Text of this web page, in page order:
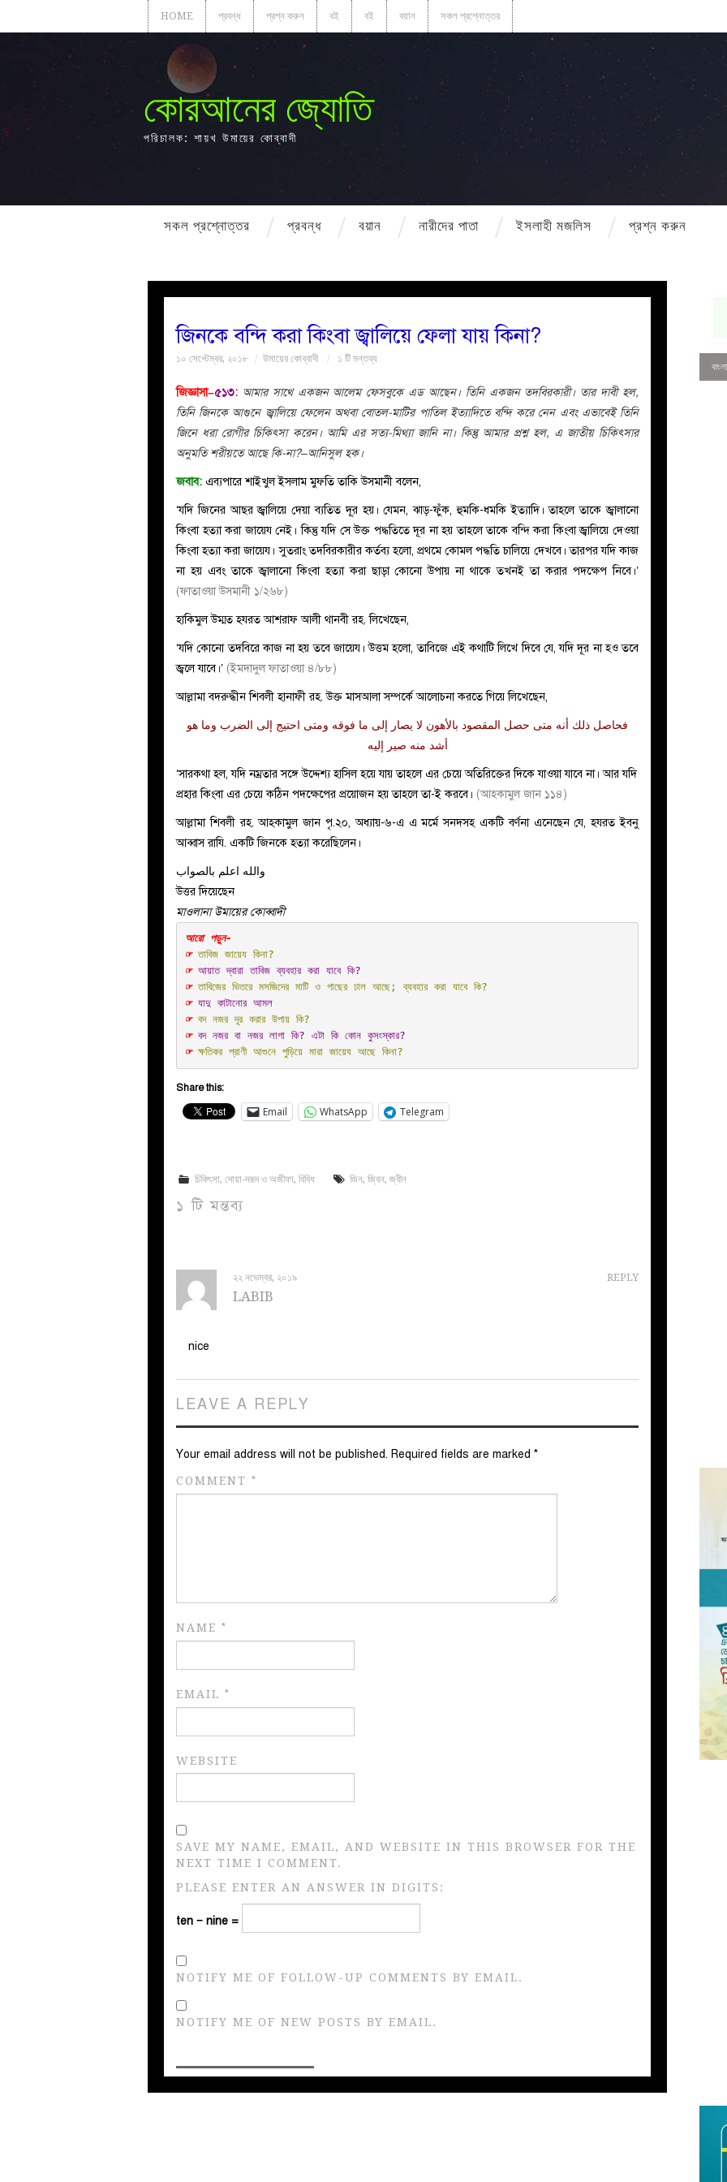
HOME প্রবন্ধ প্রশ্ন করুন বই বই বয়ান সকল প্রশ্নোত্তর
কোরআনের জ্যোতি
পরিচালক: শায়খ উমায়ের কোব্বাদী
সকল প্রশ্নোত্তর প্রবন্ধ বয়ান নারীদের পাতা ইসলাহী মজলিস প্রশ্ন করুন
জিনকে বন্দি করা কিংবা জ্বালিয়ে ফেলা যায় কিনা?
১০ সেপ্টেম্বর, ২০১৮ উমায়ের কোব্বাদী ১ টি মন্তব্য
জিজ্ঞাসা–৫১৩: আমার সাথে একজন আলেম ফেসবুকে এড আছেন। তিনি একজন তদবিরকারী। তার দাবী হল,
তিনি জিনকে আগুনে জ্বালিয়ে ফেলেন অথবা বোতল-মাটির পাতিল ইত্যাদিতে বন্দি করে নেন এবং এভাবেই তিনি
জিনে ধরা রোগীর চিকিৎসা করেন। আমি এর সত্য-মিথ্যা জানি না। কিন্তু আমার প্রশ্ন হল, এ জাতীয় চিকিৎসার
অনুমতি শরীয়তে আছে কি-না?–আনিসুল হক।
জবাব: এব্যপারে শাইখুল ইসলাম মুফতি তাকি উসমানী বলেন,
‘যদি জিনের আছর জ্বালিয়ে দেয়া ব্যতিত দূ্র হয়। যেমন, ঝাড়-ফুঁক, হুমকি-ধমকি ইত্যাদি। তাহলে তাকে জ্বালানো
কিংবা হত্যা করা জায়েয নেই। কিন্তু যদি সে উক্ত পদ্ধতিতে দূর না হয় তাহলে তাকে বন্দি করা কিংবা জ্বালিয়ে দেওয়া
কিংবা হত্যা করা জায়েয। সুতরাং তদবিরকারীর কর্তব্য হলো, প্রথমে কোমল পদ্ধতি চালিয়ে দেখবে। তারপর যদি কাজ
না হয় এবং তাকে জ্বালানো কিংবা হত্যা করা ছাড়া কোনো উপায় না থাকে তখনই তা করার পদক্ষেপ নিবে।’
(ফাতাওয়া উসমানী ১/২৬৮)
হাকিমুল উম্মত হযরত আশরাফ আলী থানবী রহ. লিখেছেন,
‘যদি কোনো তদবিরে কাজ না হয় তবে জায়েয। উত্তম হলো, তাবিজে এই কথাটি লিখে দিবে যে, যদি দূর না হও তবে
জ্বলে যাবে।’ (ইমদাদুল ফাতাওয়া ৪/৮৮)
আল্লামা বদরুদ্ধীন শিবলী হানাফী রহ. উক্ত মাসআলা সম্পর্কে আলোচনা করতে গিয়ে লিখেছেন,
فحاصل ذلك أنه متى حصل المقصود بالأهون لا يصار إلى ما فوقه ومتى احتيج إلى الضرب وما هو
أشد منه صير إليه
‘সারকথা হল, যদি নম্রতার সঙ্গে উদ্দেশ্য হাসিল হয়ে যায় তাহলে এর চেয়ে অতিরিক্তের দিকে যাওয়া যাবে না। আর যদি
প্রহার কিংবা এর চেয়ে কঠিন পদক্ষেপের প্রয়োজন হয় তাহলে তা-ই করবে। (আহকামুল জান ১১৪)
আল্লামা শিবলী রহ. আহকামুল জান পৃ.২০, অধ্যায়-৬-এ এ মর্মে সনদসহ একটি বর্ণনা এনেছেন যে, হযরত ইবনু
আব্বাস রাযি. একটি জিনকে হত্যা করেছিলেন।
والله اعلم بالصواب
উত্তর দিয়েছেন
মাওলানা উমায়ের কোব্বাদী
☞ তাবিজ জায়েয কিনা?
☞ আয়াত দ্বারা তাবিজ ব্যবহার করা যাবে কি?
☞ তাবিজের ভিতরে মসজিদের মাটি ও গাছের ঢাল আছে; ব্যবহার করা যাবে কি?
☞ যাদু কাটানোর আমল
☞ বদ নজর দূর করার উপায় কি?
☞ বদ নজর বা নজর লাগা কি? এটা কি কোন কুসংস্কার?
☞ ক্ষতিকর প্রাণী আগুনে পুড়িয়ে মারা জায়েয আছে কিনা?
Share this:
Email WhatsApp Telegram
চিকিৎসা,দোয়া-দরূদ ও অজীফা,বিবিধ জিন,জ্বিন,জ্বীন
১ টি মন্তব্য
REPLY
২২ নভেম্বর, ২০১৯
LABIB
nice
LEAVE A REPLY
Your email address will not be published. Required fields are marked *
COMMENT *
NAME *
EMAIL *
WEBSITE
SAVE MY NAME, EMAIL, AND WEBSITE IN THIS BROWSER FOR THE
NEXT TIME I COMMENT.
PLEASE ENTER AN ANSWER IN DIGITS:
ten − nine =
NOTIFY ME OF FOLLOW-UP COMMENTS BY EMAIL.
NOTIFY ME OF NEW POSTS BY EMAIL.